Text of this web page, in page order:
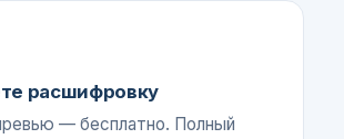
расшифровку
— бесплатно. Полный